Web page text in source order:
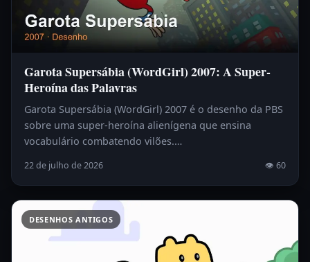
Garota Supersábia (WordGirl) 2007: A Super-
Heroína das Palavras
Garota Supersábia (WordGirl) 2007 é o desenho da PBS
sobre uma super-heroína alienígena que ensina
vocabulário combatendo vilões.…
22 de julho de 2026 👁 60
DESENHOS ANTIGOS